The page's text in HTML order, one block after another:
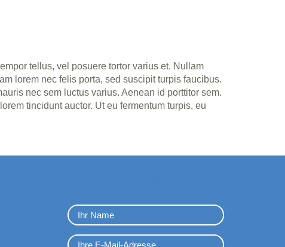
tellus, vel posuere tortor varius et. Nullam
lorem nec felis porta, sed suscipit turpis faucibus.
nec sem luctus varius. Aenean id porttitor sem.
tincidunt auctor. Ut eu fermentum turpis, eu